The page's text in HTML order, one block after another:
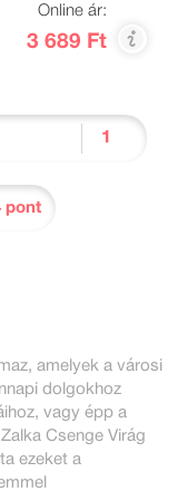
Online ár:
3 689 Ft
pont
amelyek a városi
dolgokhoz
vagy épp a
Csenge Virág
ezeket a